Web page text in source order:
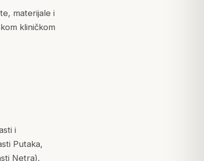
materijale i
kliničkom
i
Putaka,
Netra).